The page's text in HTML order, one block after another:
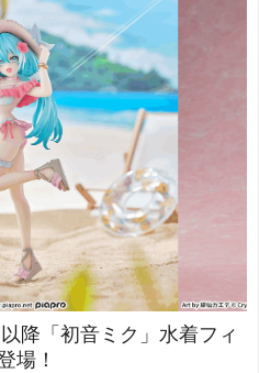
降「初音ミク」水着フィ
場！